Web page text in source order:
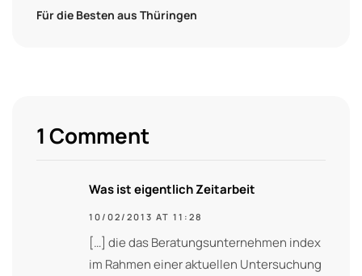
Für die Besten aus Thüringen
1 Comment
Was ist eigentlich Zeitarbeit
10/02/2013 AT 11:28
[…] die das Beratungsunternehmen index
im Rahmen einer aktuellen Untersuchung